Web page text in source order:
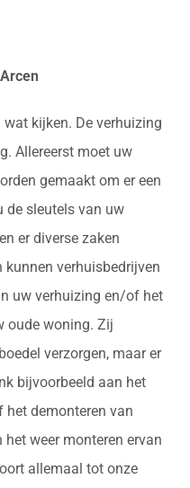
kijken. De verhuizing
Allereerst moet uw
gemaakt om er een
de sleutels van uw
er diverse zaken
verhuisbedrijven
uw verhuizing en/of het
oude woning. Zij
verzorgen, maar er
bijvoorbeeld aan het
het demonteren van
weer monteren ervan
allemaal tot onze